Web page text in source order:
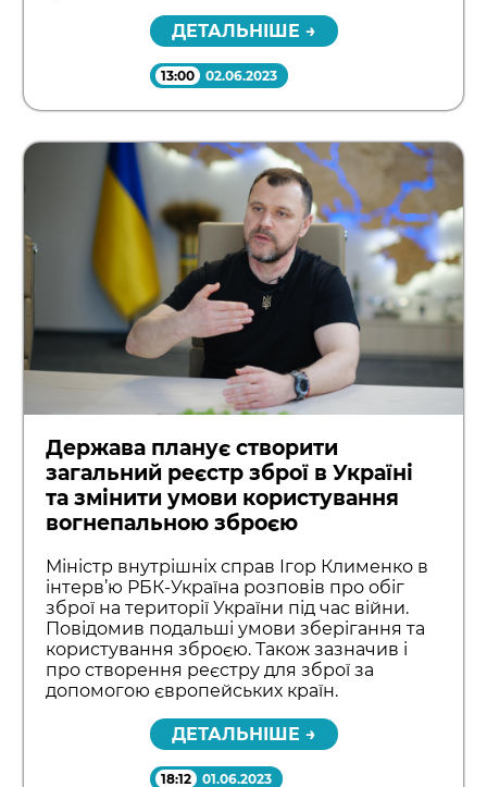
ДЕТАЛЬНІШЕ →
13:00 02.06.2023
Держава планує створити
загальний реєстр зброї в Україні
та змінити умови користування
вогнепальною зброєю
Міністр внутрішніх справ Ігор Клименко в
інтерв’ю РБК-Україна розповів про обіг
зброї на території України під час війни.
Повідомив подальші умови зберігання та
користування зброєю. Також зазначив і
про створення реєстру для зброї за
допомогою європейських країн.
ДЕТАЛЬНІШЕ →
18:12 01.06.2023